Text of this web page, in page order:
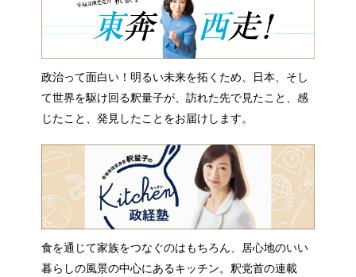
政治って面白い！明るい未来を拓くため、日本、そし
て世界を駆け回る釈量子が、訪れた先で見たこと、感
じたこと、発見したことをお届けします。
食を通じて家族をつなぐのはもちろん、居心地のいい
暮らしの風景の中心にあるキッチン。釈党首の連載